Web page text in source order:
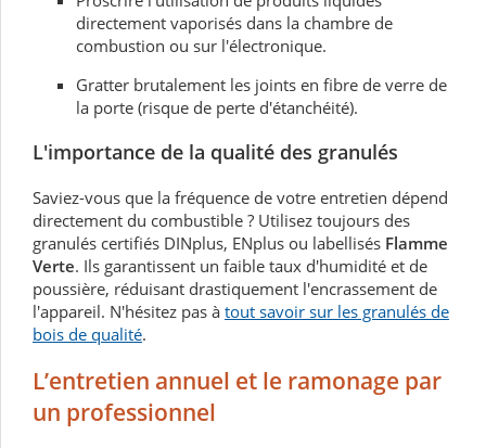
directement vaporisés dans la chambre de
combustion ou sur l'électronique.
Gratter brutalement les joints en fibre de verre de
la porte (risque de perte d'étanchéité).
L'importance de la qualité des granulés
Saviez-vous que la fréquence de votre entretien dépend
directement du combustible ? Utilisez toujours des
granulés certifiés DINplus, ENplus ou labellisés Flamme
Verte. Ils garantissent un faible taux d'humidité et de
poussière, réduisant drastiquement l'encrassement de
l'appareil. N'hésitez pas à tout savoir sur les granulés de
bois de qualité.
L’entretien annuel et le ramonage par
un professionnel